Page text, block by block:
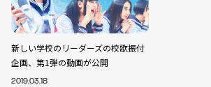
新しい学校のリーダーズの校歌振付
企画、第1弾の動画が公開
2019.03.18